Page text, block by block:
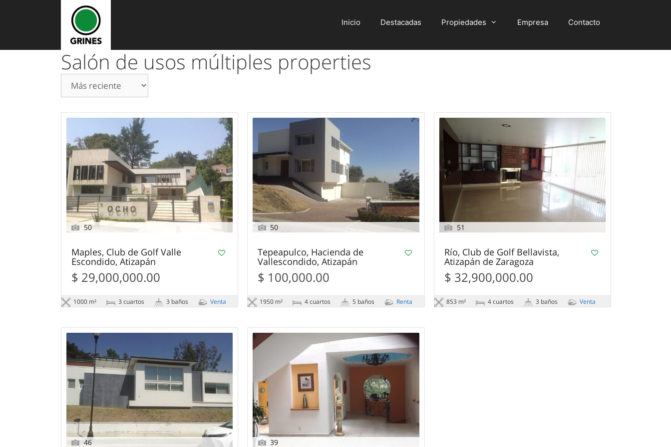
Inicio Destacadas Propiedades Empresa Contacto
Salón de usos múltiples properties
50
Maples, Club de Golf Valle
Escondido, Atizapán
$ 29,000,000.00
1000 m² 3 сuartos 3 baños Venta
50
Tepeapulco, Hacienda de
Vallescondido, Atizapán
$ 100,000.00
1950 m² 4 сuartos 5 baños Renta
51
Río, Club de Golf Bellavista,
Atizapán de Zaragoza
$ 32,900,000.00
853 m² 4 сuartos 3 baños Venta
46 39